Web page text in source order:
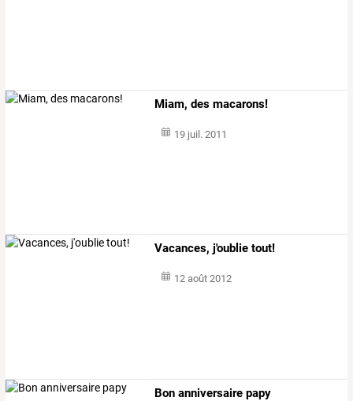
Miam, des macarons!
19 juil. 2011
Vacances, j'oublie tout!
12 août 2012
Bon anniversaire papy